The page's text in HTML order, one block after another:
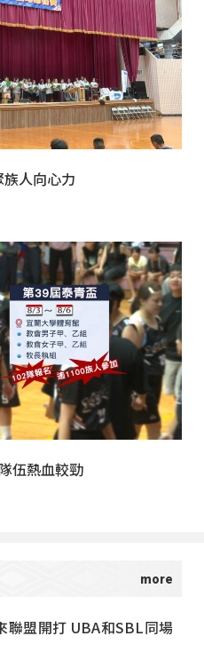
人向心力
伍熱血較勁
聯盟開打 UBA和SBL同場